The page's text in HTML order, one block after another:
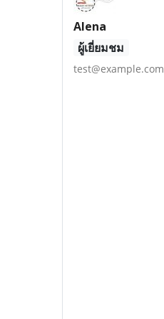
Alena
ผู้เยี่ยมชม
test@example.com